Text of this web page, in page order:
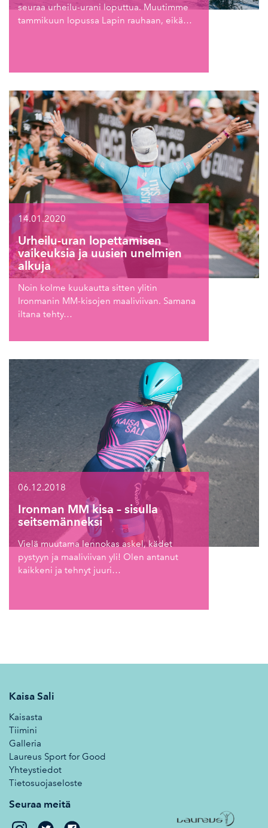
seuraa urheilu-urani loputtua. Muutimme
tammikuun lopussa Lapin rauhaan, eikä…
14.01.2020
Urheilu-uran lopettamisen
vaikeuksia ja uusien unelmien
alkuja
Noin kolme kuukautta sitten ylitin
Ironmanin MM-kisojen maaliviivan. Samana
iltana tehty…
06.12.2018
Ironman MM kisa – sisulla
seitsemänneksi
Vielä muutama lennokas askel, kädet
pystyyn ja maaliviivan yli! Olen antanut
kaikkeni ja tehnyt juuri…
Kaisa Sali
Kaisasta
Tiimini
Galleria
Laureus Sport for Good
Yhteystiedot
Tietosuojaseloste
Seuraa meitä
Kaisa Kaisa